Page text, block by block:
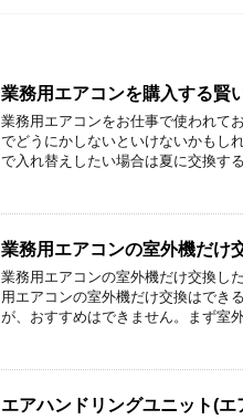
業務用エアコンを購入する賢
業務用エアコンをお仕事で使われて
でどうにかしないといけないかもし
で入れ替えしたい場合は夏に交換す
業務用エアコンの室外機だけ
業務用エアコンの室外機だけ交換し
用エアコンの室外機だけ交換はでき
が、おすすめはできません。まず室
エアハンドリングユニット(